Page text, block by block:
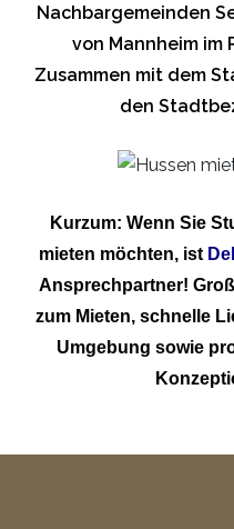
Nachbargemeinden
von Mannheim im
Zusammen mit dem
den
Kurzum: Wenn Sie
mieten möchten, ist
Ansprechpartner!
zum Mieten, schnelle
Umgebung sowie